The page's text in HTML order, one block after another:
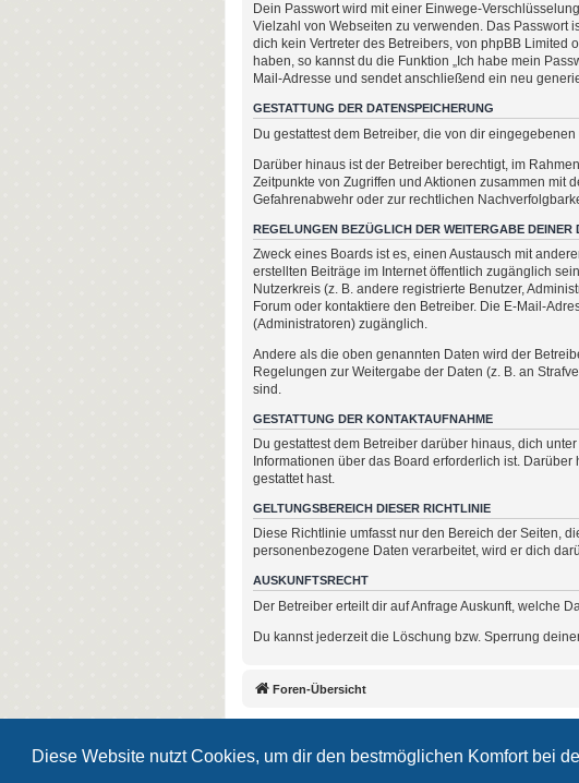
Diese Website nutzt Cookies, um dir den bestmöglichen Komfort bei
Dein Passwort wird mit einer Einwege-
Vielzahl von Webseiten zu verwenden. Das Passwort
dich kein Vertreter des Betreibers, von phpBB Limited
haben, so kannst du die Funktion „Ich habe mein
Mail-Adresse und sendet anschließend ein neu
GESTATTUNG DER DATENSPEICHERUNG
Du gestattest dem Betreiber, die von dir
Darüber hinaus ist der Betreiber berechtigt, im
Zeitpunkte von Zugriffen und Aktionen zusammen mit
Gefahrenabwehr oder zur rechtlichen
REGELUNGEN BEZÜGLICH DER WEITERGABE DEINER
Zweck eines Boards ist es, einen Austausch mit
erstellten Beiträge im Internet öffentlich zugänglich
Nutzerkreis (z. B. andere registrierte Benutzer,
Forum oder kontaktiere den Betreiber. Die E-Mail-
(Administratoren) zugänglich.
Andere als die oben genannten Daten wird der
Regelungen zur Weitergabe der Daten (z. B. an
sind.
GESTATTUNG DER KONTAKTAUFNAHME
Du gestattest dem Betreiber darüber hinaus, dich
Informationen über das Board erforderlich ist.
gestattet hast.
GELTUNGSBEREICH DIESER RICHTLINIE
Diese Richtlinie umfasst nur den Bereich der Seiten,
personenbezogene Daten verarbeitet, wird er dich
AUSKUNFTSRECHT
Der Betreiber erteilt dir auf Anfrage Auskunft, welche
Du kannst jederzeit die Löschung bzw. Sperrung
Foren-Übersicht